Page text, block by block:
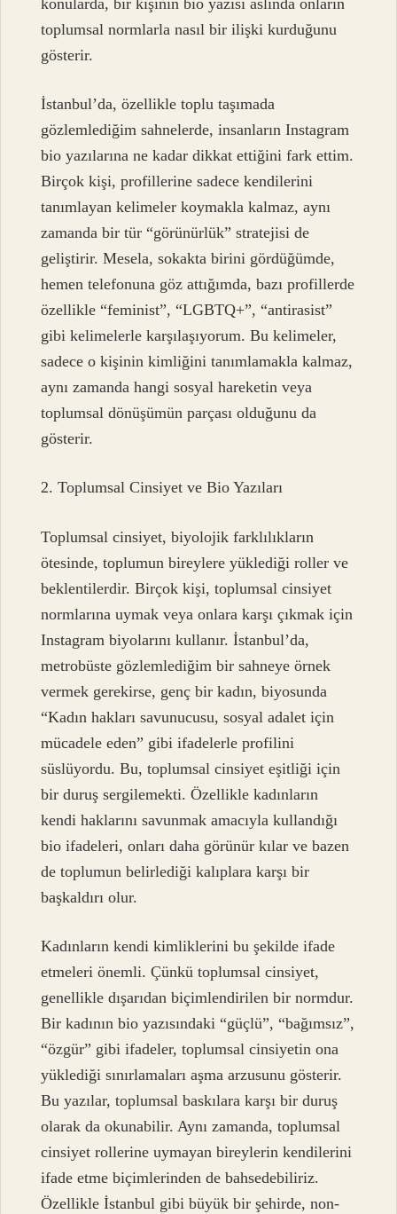
toplumsal normlarla nasıl bir ilişki kurduğunu
gösterir.
İstanbul’da, özellikle toplu taşımada
gözlemlediğim sahnelerde, insanların Instagram
bio yazılarına ne kadar dikkat ettiğini fark ettim.
Birçok kişi, profillerine sadece kendilerini
tanımlayan kelimeler koymakla kalmaz, aynı
zamanda bir tür “görünürlük” stratejisi de
geliştirir. Mesela, sokakta birini gördüğümde,
hemen telefonuna göz attığımda, bazı profillerde
özellikle “feminist”, “LGBTQ+”, “antirasist”
gibi kelimelerle karşılaşıyorum. Bu kelimeler,
sadece o kişinin kimliğini tanımlamakla kalmaz,
aynı zamanda hangi sosyal hareketin veya
toplumsal dönüşümün parçası olduğunu da
gösterir.
2. Toplumsal Cinsiyet ve Bio Yazıları
Toplumsal cinsiyet, biyolojik farklılıkların
ötesinde, toplumun bireylere yüklediği roller ve
beklentilerdir. Birçok kişi, toplumsal cinsiyet
normlarına uymak veya onlara karşı çıkmak için
Instagram biyolarını kullanır. İstanbul’da,
metrobüste gözlemlediğim bir sahneye örnek
vermek gerekirse, genç bir kadın, biyosunda
“Kadın hakları savunucusu, sosyal adalet için
mücadele eden” gibi ifadelerle profilini
süslüyordu. Bu, toplumsal cinsiyet eşitliği için
bir duruş sergilemekti. Özellikle kadınların
kendi haklarını savunmak amacıyla kullandığı
bio ifadeleri, onları daha görünür kılar ve bazen
de toplumun belirlediği kalıplara karşı bir
başkaldırı olur.
Kadınların kendi kimliklerini bu şekilde ifade
etmeleri önemli. Çünkü toplumsal cinsiyet,
genellikle dışarıdan biçimlendirilen bir normdur.
Bir kadının bio yazısındaki “güçlü”, “bağımsız”,
“özgür” gibi ifadeler, toplumsal cinsiyetin ona
yüklediği sınırlamaları aşma arzusunu gösterir.
Bu yazılar, toplumsal baskılara karşı bir duruş
olarak da okunabilir. Aynı zamanda, toplumsal
cinsiyet rollerine uymayan bireylerin kendilerini
ifade etme biçimlerinden de bahsedebiliriz.
Özellikle İstanbul gibi büyük bir şehirde, non-